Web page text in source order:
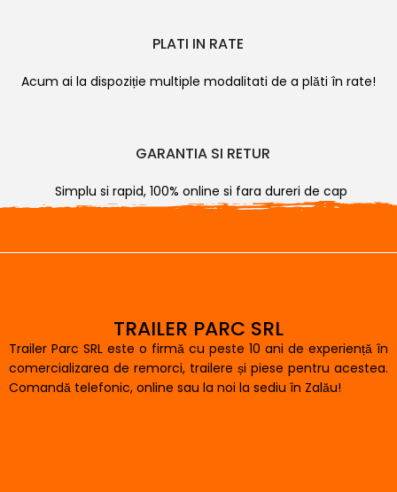
PLATI IN RATE
Acum ai la dispoziție multiple modalitati de a plăti în rate!
GARANTIA SI RETUR
Simplu si rapid, 100% online si fara dureri de cap
TRAILER PARC SRL
Trailer Parc SRL este o firmă cu peste 10 ani de experiență în
comercializarea de remorci, trailere și piese pentru acestea.
Comandă telefonic, online sau la noi la sediu în Zalău!